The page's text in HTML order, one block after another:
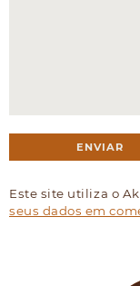
Este site utiliza o
seus dados em